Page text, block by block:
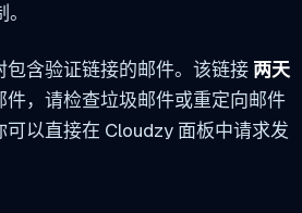
含验证链接的邮件。该链接 两天
件，请检查垃圾邮件或重定向邮件
以直接在 Cloudzy 面板中请求发